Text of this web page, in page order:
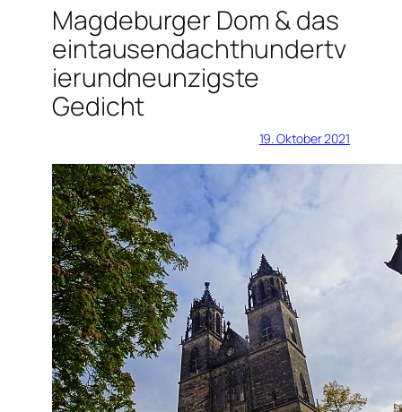
Magdeburger Dom & das
eintausendachthundertv
ierundneunzigste
Gedicht
19. Oktober 2021